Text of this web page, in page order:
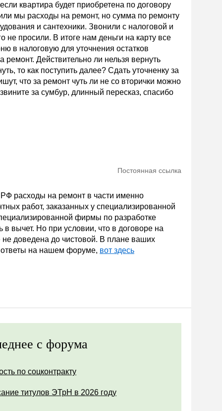
квартира будет приобретена по договору
мы расходы на ремонт, но сумма по ремонту
и сантехники. Звонили с налоговой и
не просили. В итоге нам деньги на карту все
в налоговую для уточнения остатков
Действительно ли нельзя вернуть
то как поступить далее? Сдать уточненку за
что за ремонт чуть ли не со вторички можно
за сумбур, длинный пересказ, спасибо
Постоянная ссылка
расходы на ремонт в части именно
работ, заказанных у специализированной
фирмы по разработке
вычет. Но при условии, что в договоре на
не доведена до чистовой. В плане ваших
на нашем форуме, вот здесь
с форума
по соцконтракту
титулов ЭТрН в 2026 году